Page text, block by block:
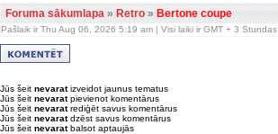
Foruma sākumlapa»Retro»Bertone coupe
Pašlaik ir Thu Aug 06, 2026 5:19 am | Visi laiki ir GMT + 3 Stundas
Jūs šeit nevaratizveidot jaunus tematus
Jūs šeit nevaratpievienot komentārus
Jūs šeit nevaratrediģēt savus komentārus
Jūs šeit nevaratdzēst savus komentārus
Jūs šeit nevaratbalsot aptaujās